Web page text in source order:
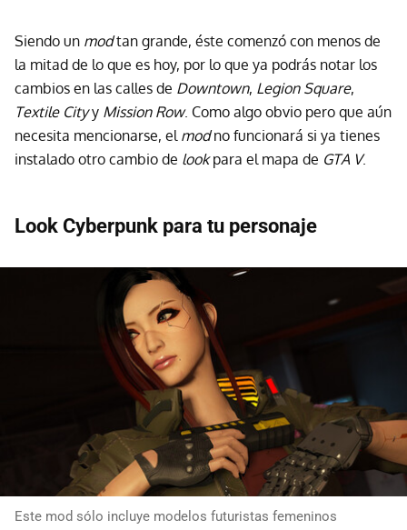
Siendo un modtan grande, éste comenzó con menos de
la mitad de lo que es hoy, por lo que ya podrás notar los
cambios en las calles de Downtown, Legion Square,
Textile Cityy Mission Row. Como algo obvio pero que aún
necesita mencionarse, el modno funcionará si ya tienes
instalado otro cambio de lookpara el mapa de GTA V.
Look Cyberpunk para tu personaje
Este mod sólo incluye modelos futuristas femeninos